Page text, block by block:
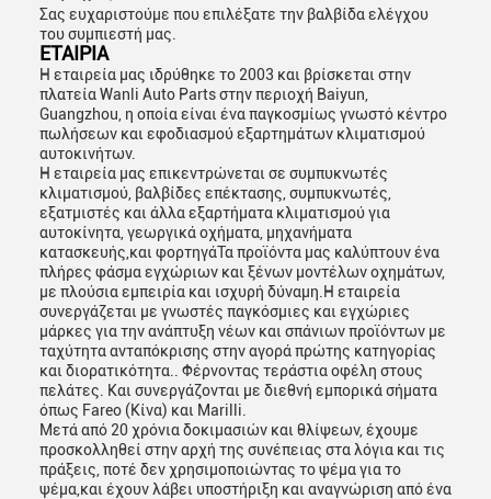
Σας ευχαριστούμε που επιλέξατε την βαλβίδα ελέγχου
του συμπιεστή μας.
ΕΤΑΙΡΙΑ
Η εταιρεία μας ιδρύθηκε το 2003 και βρίσκεται στην
πλατεία Wanli Auto Parts στην περιοχή Baiyun,
Guangzhou, η οποία είναι ένα παγκοσμίως γνωστό κέντρο
πωλήσεων και εφοδιασμού εξαρτημάτων κλιματισμού
αυτοκινήτων.
Η εταιρεία μας επικεντρώνεται σε συμπυκνωτές
κλιματισμού, βαλβίδες επέκτασης, συμπυκνωτές,
εξατμιστές και άλλα εξαρτήματα κλιματισμού για
αυτοκίνητα, γεωργικά οχήματα, μηχανήματα
κατασκευής,και φορτηγάΤα προϊόντα μας καλύπτουν ένα
πλήρες φάσμα εγχώριων και ξένων μοντέλων οχημάτων,
με πλούσια εμπειρία και ισχυρή δύναμη.Η εταιρεία
συνεργάζεται με γνωστές παγκόσμιες και εγχώριες
μάρκες για την ανάπτυξη νέων και σπάνιων προϊόντων με
ταχύτητα ανταπόκρισης στην αγορά πρώτης κατηγορίας
και διορατικότητα.. Φέρνοντας τεράστια οφέλη στους
πελάτες. Και συνεργάζονται με διεθνή εμπορικά σήματα
όπως Fareo (Κίνα) και Marilli.
Μετά από 20 χρόνια δοκιμασιών και θλίψεων, έχουμε
προσκολληθεί στην αρχή της συνέπειας στα λόγια και τις
πράξεις, ποτέ δεν χρησιμοποιώντας το ψέμα για το
ψέμα,και έχουν λάβει υποστήριξη και αναγνώριση από ένα